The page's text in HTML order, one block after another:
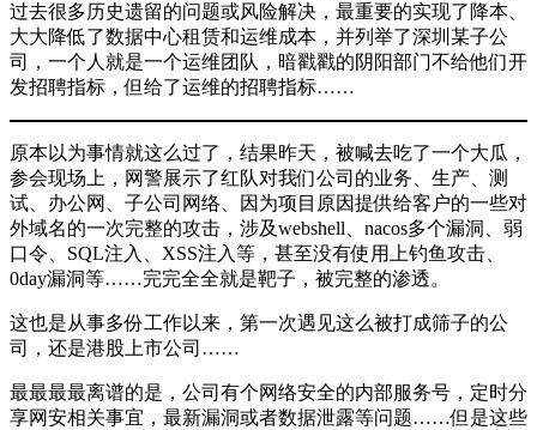
过去很多历史遗留的问题或风险解决，最重要的实现了降本、
大大降低了数据中心租赁和运维成本，并列举了深圳某子公
司，一个人就是一个运维团队，暗戳戳的阴阳部门不给他们开
发招聘指标，但给了运维的招聘指标……
原本以为事情就这么过了，结果昨天，被喊去吃了一个大瓜，
参会现场上，网警展示了红队对我们公司的业务、生产、测
试、办公网、子公司网络、因为项目原因提供给客户的一些对
外域名的一次完整的攻击，涉及webshell、nacos多个漏洞、弱
口令、SQL注入、XSS注入等，甚至没有使用上钓鱼攻击、
0day漏洞等……完完全全就是靶子，被完整的渗透。
这也是从事多份工作以来，第一次遇见这么被打成筛子的公
司，还是港股上市公司……
最最最最离谱的是，公司有个网络安全的内部服务号，定时分
享网安相关事宜，最新漏洞或者数据泄露等问题……但是这些